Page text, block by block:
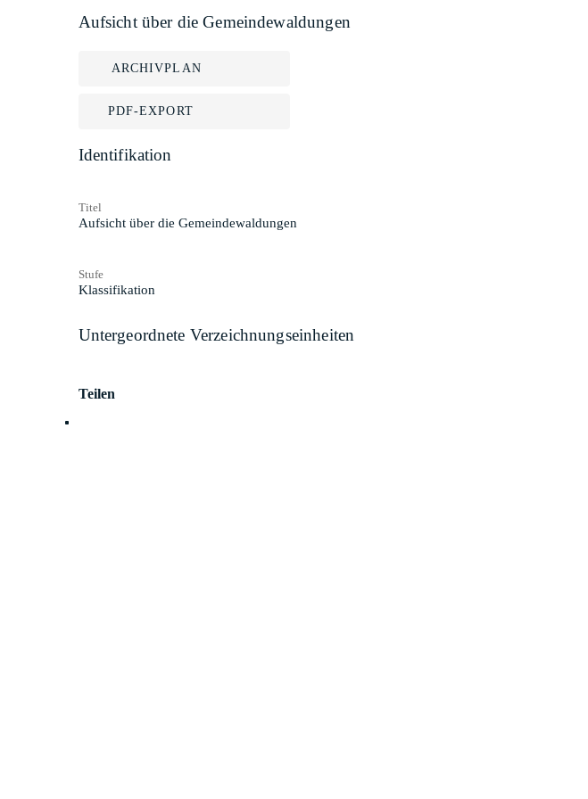
Aufsicht über die Gemeindewaldungen
ARCHIVPLAN
PDF-EXPORT
Identifikation
Titel
Aufsicht über die Gemeindewaldungen
Stufe
Klassifikation
Untergeordnete Verzeichnungseinheiten
Teilen